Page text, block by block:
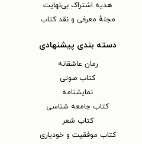
هدیه اشتراک بی‌نهایت
مجلهٔ معرفی و نقد کتاب
دسته بندی پیشنهادی
رمان عاشقانه
کتاب‌ صوتی
نمایشنامه
کتاب جامعه شناسی
کتاب شعر
کتاب موفقیت و خودیاری